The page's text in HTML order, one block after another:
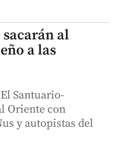
sacarán al
a las
Santuario-
Oriente con
y autopistas del